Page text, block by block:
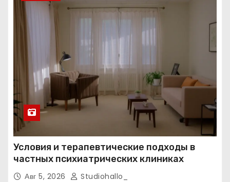
Условия и терапевтические подходы в
частных психиатрических клиниках
Авг 5, 2026 Studiohallo_